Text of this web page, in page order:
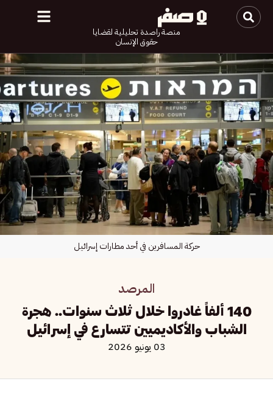
منصة راصدة تحليلية لقضايا
حقوق الإنسان
المرصد
140 ألفاً غادروا خلال ثلاث سنوات.. هجرة
الشباب والأكاديميين تتسارع في إسرائيل
03 يونيو 2026
حركة المسافرين في أحد مطارات إسرائيل